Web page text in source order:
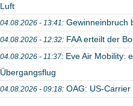
Luft
04.08.2026 - 13:41: Gewinneinbruch
04.08.2026 - 12:32: FAA erteilt der
04.08.2026 - 11:37: Eve Air Mobility:
Übergangsflug
04.08.2026 - 09:18: OAG: US-